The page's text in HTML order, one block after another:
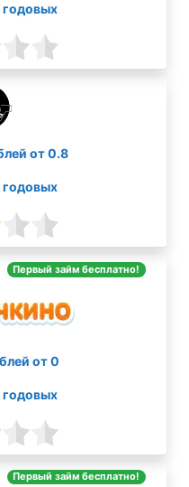
от 0.8
Первый займ бесплатно!
от 0
Первый займ бесплатно!